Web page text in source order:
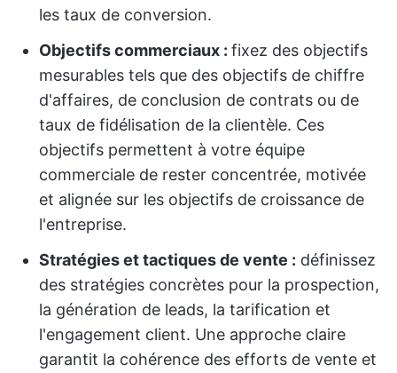
les taux de conversion.
Objectifs commerciaux : fixez des objectifs
mesurables tels que des objectifs de chiffre
d'affaires, de conclusion de contrats ou de
taux de fidélisation de la clientèle. Ces
objectifs permettent à votre équipe
commerciale de rester concentrée, motivée
et alignée sur les objectifs de croissance de
l'entreprise.
Stratégies et tactiques de vente : définissez
des stratégies concrètes pour la prospection,
la génération de leads, la tarification et
l'engagement client. Une approche claire
garantit la cohérence des efforts de vente et